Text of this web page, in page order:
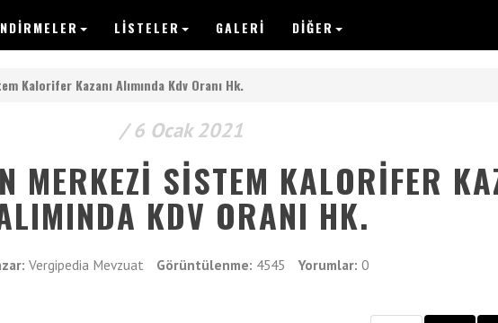
LISTELER GALERI DİĞER
Kalorifer Kazanı Alımında Kdv Oranı Hk.
/ 6 Ocak 2021
MERKEZI SISTEM KALORIFER
KDV ORANI HK.
Vergipedia Mevzuat Görüntülenme: 4545 Yorumlar: 0
VERGIPEDIA
Anasayfa
Yazılar
Makaleler
Değerlendirmeler